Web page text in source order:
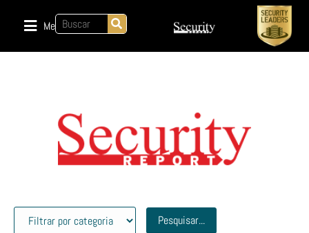
Menu
Pesquisar...